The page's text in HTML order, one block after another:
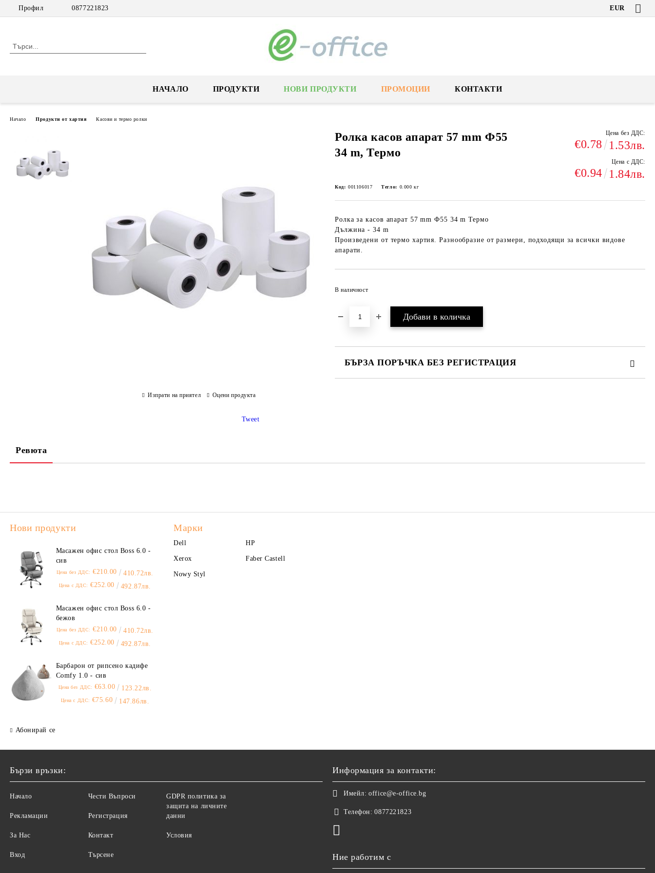
Профил 0877221823 EUR
НАЧАЛО ПРОДУКТИ НОВИ ПРОДУКТИ ПРОМОЦИИ КОНТАКТИ
Начало Продукти от хартия Касови и термо ролки
Ролка касов апарат 57 mm Ф55
34 m, Термо
Цена без ДДС:
€0.78 1.53лв.
Цена с ДДС:
€0.94 1.84лв.
Код: 001106017 Тегло: 0.000 кг
Ролка за касов апарат 57 mm Ф55 34 m Термо
Дължина - 34 m
Произведени от термо хартия. Разнообразие от размери, подходящи за всички видове
апарати.
В наличност
БЪРЗА ПОРЪЧКА БЕЗ РЕГИСТРАЦИЯ
Изпрати на приятел Оцени продукта
Tweet
Ревюта
Нови продукти
Масажен офис стол Boss 6.0 -
сив
Цена без ДДС: €210.00 410.72лв.
Цена с ДДС: €252.00 492.87лв.
Масажен офис стол Boss 6.0 -
бежов
Цена без ДДС: €210.00 410.72лв.
Цена с ДДС: €252.00 492.87лв.
Барбарон от рипсено кадифе
Comfy 1.0 - сив
Цена без ДДС: €63.00 123.22лв.
Цена с ДДС: €75.60 147.86лв.
Абонирай се
Марки
Dell HP
Xerox Faber Castell
Nowy Styl
Бързи връзки:
Начало
Рекламации
За Нас
Вход
Чести Въпроси
Регистрация
Контакт
Търсене
GDPR политика за
защита на личните
данни
Условия
Информация за контакти:
Имейл: office@e-office.bg
Телефон: 0877221823
Ние работим с